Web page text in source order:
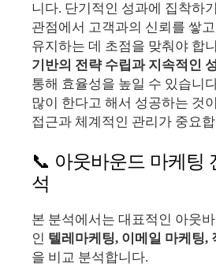
니다. 단기적인 성과에 집착하
관점에서 고객과의 신뢰를 쌓
유지하는 데 초점을 맞춰야 합
기반의 전략 수립과 지속적인
통해 효율성을 높일 수 있습니
많이 한다고 해서 성공하는 것
접근과 체계적인 관리가 중요
📞 아웃바운드 마케팅
석
본 분석에서는 대표적인 아웃
인 텔레마케팅, 이메일 마케팅,
을 비교 분석합니다.